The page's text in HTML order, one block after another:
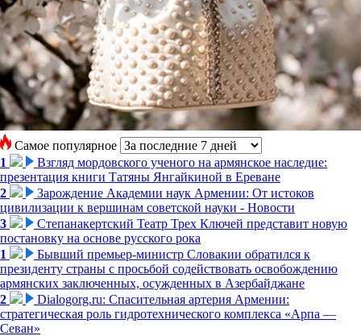
Самое популярное
1
Взгляд мордовского ученого на армянское наследие:
презентация книги Татяны Янгайкиной в Ереване
2
Зарождение Академии наук Армении: От истоков
цивилизации к вершинам советской науки - Новости
3
Степанакертский Театр Трех Ключей представит новую
постановку на основе русского рока
1
Бывший премьер-министр Словакии обратился к
президенту страны с просьбой содействовать освобождению
армянских заключенных, осужденных в Азербайджане
2
Dialogorg.ru: Спасительная артерия Армении:
стратегическая роль гидротехнического комплекса «Арпа —
Севан»